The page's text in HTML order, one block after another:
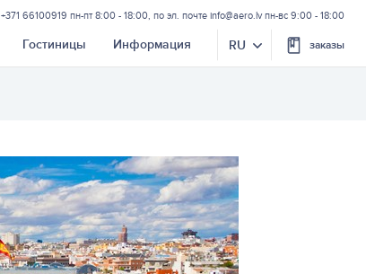
+371 66100919 пн-пт 8:00 - 18:00, по эл. почте info@aero.lv пн-вс 9:00 - 18:00
Гостиницы Информация RU заказы